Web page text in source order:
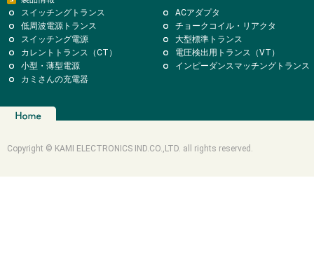
スイッチングトランス
ACアダプタ
低周波電源トランス
チョークコイル・リアクタ
スイッチング電源
大型標準トランス
カレントトランス（CT）
電圧検出用トランス（VT）
小型・薄型電源
インピーダンスマッチングトランス
カミさんの充電器
Copyright © KAMI ELECTRONICS IND.CO.,LTD. all rights reserved.